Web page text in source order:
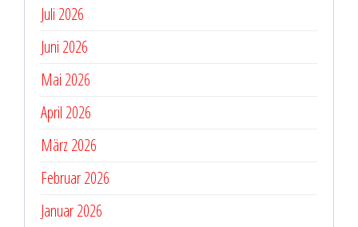
Juli 2026
Juni 2026
Mai 2026
April 2026
März 2026
Februar 2026
Januar 2026